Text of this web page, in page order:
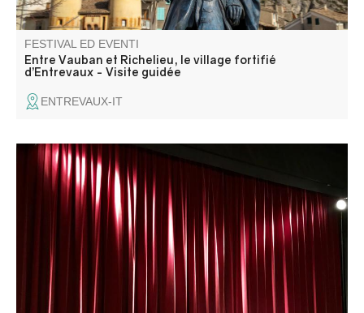
FESTIVAL ED EVENTI
Entre Vauban et Richelieu, le village fortifié
d’Entrevaux - Visite guidée
ENTREVAUX-IT
La Compagnie Placebo présente "Une heure et demie de
retard".